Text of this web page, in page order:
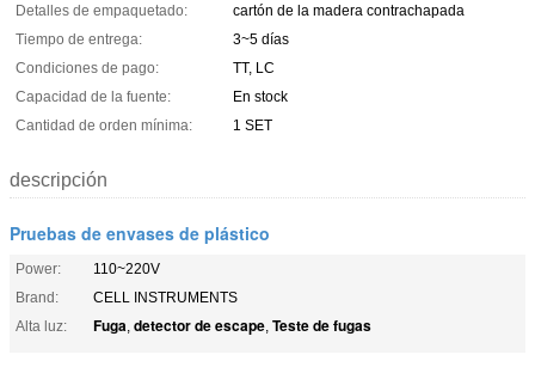
Detalles de empaquetado:
cartón de la madera contrachapada
Tiempo de entrega:
3~5 días
Condiciones de pago:
TT, LC
Capacidad de la fuente:
En stock
Cantidad de orden mínima:
1 SET
descripción
Pruebas de envases de plástico
Power:
110~220V
Brand:
CELL INSTRUMENTS
Alta luz:
Fuga, detector de escape, Teste de fugas